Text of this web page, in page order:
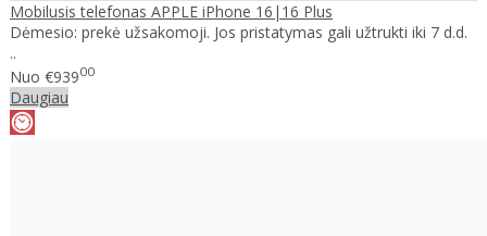
Mobilusis telefonas APPLE iPhone 16|16 Plus
Dėmesio: prekė užsakomoji. Jos pristatymas gali užtrukti iki 7 d.d.
..
Nuo €93900
Daugiau